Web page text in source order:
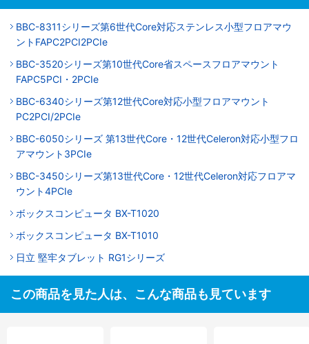
BBC-8311シリーズ第6世代Core対応ステンレス小型フロアマウ
ントFAPC2PCI2PCIe
BBC-3520シリーズ第10世代Core省スペースフロアマウント
FAPC5PCI・2PCIe
BBC-6340シリーズ第12世代Core対応小型フロアマウント
PC2PCI/2PCIe
BBC-6050シリーズ 第13世代Core・12世代Celeron対応小型フロ
アマウント3PCIe
BBC-3450シリーズ第13世代Core・12世代Celeron対応フロアマ
ウント4PCIe
ボックスコンピュータ BX-T1020
ボックスコンピュータ BX-T1010
日立 堅牢タブレット RG1シリーズ
この商品を見た人は、こんな商品も見ています